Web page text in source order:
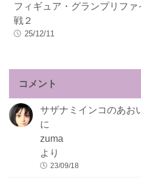
フィギュア・グランプリフ
戦２
25/12/11
コメント
サザナミインコのあお
に
zuma
より
23/09/18